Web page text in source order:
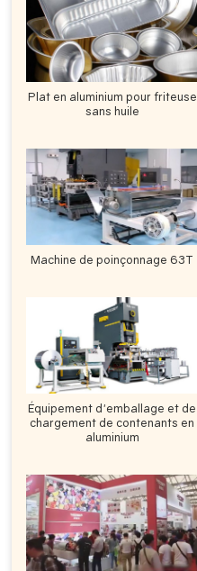
Plat en aluminium pour friteuse
sans huile
Machine de poinçonnage 63T
Équipement d'emballage et de
chargement de contenants en
aluminium